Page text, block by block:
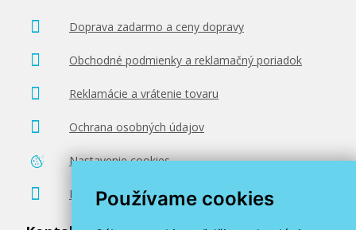
Používame cookies
Doprava zadarmo a ceny dopravy
Obchodné podmienky a reklamačný poriadok
Reklamácie a vrátenie tovaru
Ochrana osobných údajov
Nastavenie cookies
Poradenstvo zadarmo